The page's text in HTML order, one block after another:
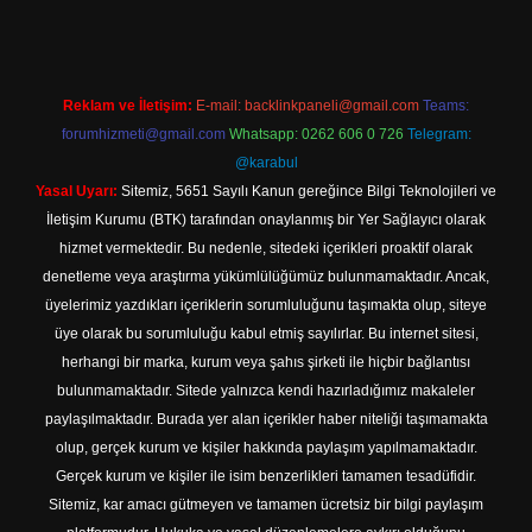
Reklam ve İletişim: E-mail: backlinkpaneli@gmail.com Teams:
forumhizmeti@gmail.com Whatsapp: 0262 606 0 726 Telegram:
@karabul
Yasal Uyarı: Sitemiz, 5651 Sayılı Kanun gereğince Bilgi Teknolojileri ve
İletişim Kurumu (BTK) tarafından onaylanmış bir Yer Sağlayıcı olarak
hizmet vermektedir. Bu nedenle, sitedeki içerikleri proaktif olarak
denetleme veya araştırma yükümlülüğümüz bulunmamaktadır. Ancak,
üyelerimiz yazdıkları içeriklerin sorumluluğunu taşımakta olup, siteye
üye olarak bu sorumluluğu kabul etmiş sayılırlar. Bu internet sitesi,
herhangi bir marka, kurum veya şahıs şirketi ile hiçbir bağlantısı
bulunmamaktadır. Sitede yalnızca kendi hazırladığımız makaleler
paylaşılmaktadır. Burada yer alan içerikler haber niteliği taşımamakta
olup, gerçek kurum ve kişiler hakkında paylaşım yapılmamaktadır.
Gerçek kurum ve kişiler ile isim benzerlikleri tamamen tesadüfidir.
Sitemiz, kar amacı gütmeyen ve tamamen ücretsiz bir bilgi paylaşım